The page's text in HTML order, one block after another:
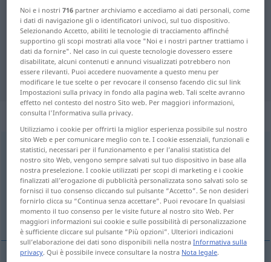
Dizionario Tedesco-Turco verarmt
Traduzione Tedesco-Turco per
"verarmt"
"verarmt" traduzione Turco
„verarmt“: Adjektiv, adjektivisch
verarmtadj
Panoramica di tutte le traduzion
(Fai clic sulla/Tocca traduzione per maggiori dettagli)
fakirleşmiş
Noi e i nostri716 partner archiviamo e accediamo ai dati personali, come
i dati di navigazione gli o identificatori univoci, sul tuo dispositivo.
Selezionando Accetto, abiliti le tecnologie di tracciamento affinché
supportino gli scopi mostrati alla voce "Noi e i nostri partner trattiamo i
dati da fornire". Nel caso in cui queste tecnologie dovessero essere
disabilitate, alcuni contenuti e annunci visualizzati potrebbero non
essere rilevanti. Puoi accedere nuovamente a questo menu per
modificare le tue scelte o per revocare il consenso facendo clic sul link
Impostazioni sulla privacy in fondo alla pagina web. Tali scelte avranno
effetto nel contesto del nostro Sito web. Per maggiori informazioni,
consulta l'Informativa sulla privacy.
Utilizziamo i cookie per offrirti la miglior esperienza possibile sul nostro
sito Web e per comunicare meglio con te. I cookie essenziali, funzionali e
statistici, necessari per il funzionamento e per l’analisi statistica del
nostro sito Web, vengono sempre salvati sul tuo dispositivo in base alla
nostra preselezione. I cookie utilizzati per scopi di marketing e i cookie
finalizzati all’erogazione di pubblicità personalizzata sono salvati solo se
fornisci il tuo consenso cliccando sul pulsante “Accetto”. Se non desideri
fornirlo clicca su “Continua senza accettare”. Puoi revocare In qualsiasi
momento il tuo consenso per le visite future al nostro sito Web. Per
maggiori informazioni sui cookie e sulle possibilità di personalizzazione
è sufficiente cliccare sul pulsante “Più opzioni”. Ulteriori indicazioni
sull’elaborazione dei dati sono disponibili nella nostraInformativa sulla
privacy. Qui è possibile invece consultare la nostra Nota legale.